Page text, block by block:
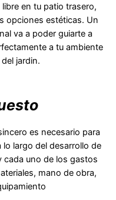
en tu patio trasero,
opciones estéticas. Un
va a poder guiarte a
a tu ambiente
jardin.
es necesario para
largo del desarrollo de
uno de los gastos
mano de obra,